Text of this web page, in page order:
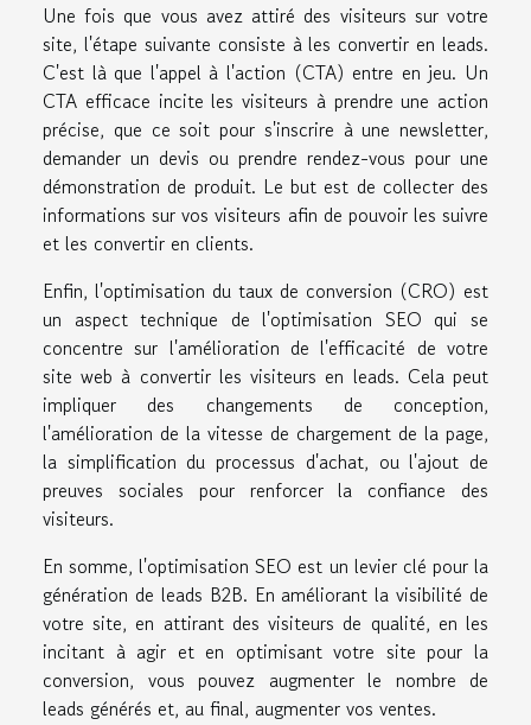
Une fois que vous avez attiré des visiteurs sur votre
site, l'étape suivante consiste à les convertir en leads.
C'est là que l'appel à l'action (CTA) entre en jeu. Un
CTA efficace incite les visiteurs à prendre une action
précise, que ce soit pour s'inscrire à une newsletter,
demander un devis ou prendre rendez-vous pour une
démonstration de produit. Le but est de collecter des
informations sur vos visiteurs afin de pouvoir les suivre
et les convertir en clients.
Enfin, l'optimisation du taux de conversion (CRO) est
un aspect technique de l'optimisation SEO qui se
concentre sur l'amélioration de l'efficacité de votre
site web à convertir les visiteurs en leads. Cela peut
impliquer des changements de conception,
l'amélioration de la vitesse de chargement de la page,
la simplification du processus d'achat, ou l'ajout de
preuves sociales pour renforcer la confiance des
visiteurs.
En somme, l'optimisation SEO est un levier clé pour la
génération de leads B2B. En améliorant la visibilité de
votre site, en attirant des visiteurs de qualité, en les
incitant à agir et en optimisant votre site pour la
conversion, vous pouvez augmenter le nombre de
leads générés et, au final, augmenter vos ventes.